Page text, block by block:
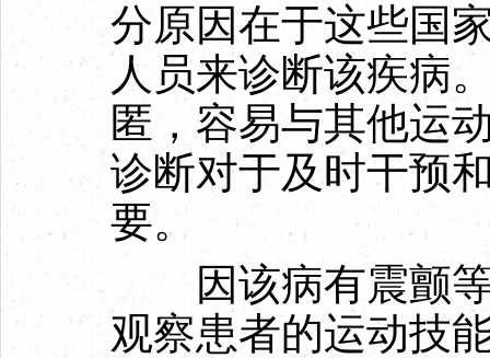
分原因在于这些国
人员来诊断该疾病
匿，容易与其他运
诊断对于及时干预
要。
因该病有震颤等
观察患者的运动技